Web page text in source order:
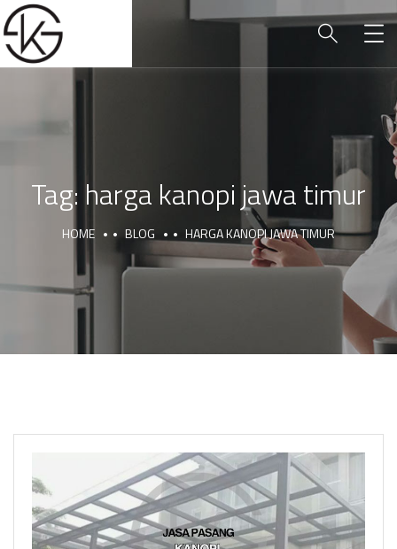
Tag: harga kanopi jawa timur
HOME BLOG HARGA KANOPI JAWA TIMUR